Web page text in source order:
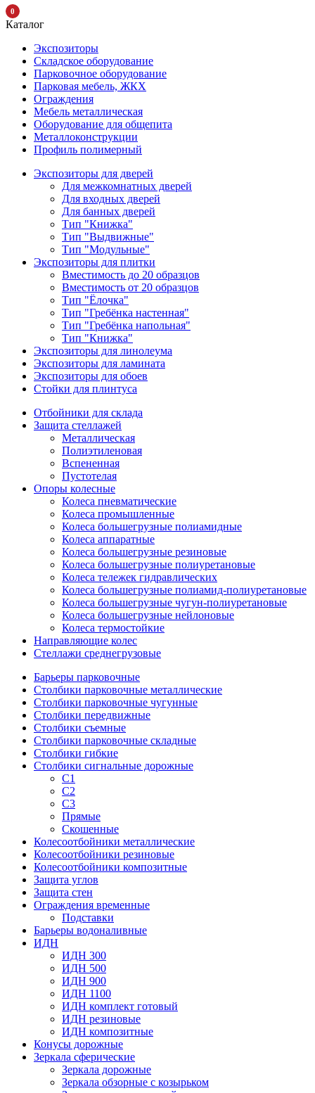
0
Каталог
Экспозиторы
Складское оборудование
Парковочное оборудование
Парковая мебель, ЖКХ
Ограждения
Мебель металлическая
Оборудование для общепита
Металлоконструкции
Профиль полимерный
Экспозиторы для дверей
Для межкомнатных дверей
Для входных дверей
Для банных дверей
Тип "Книжка"
Тип "Выдвижные"
Тип "Модульные"
Экспозиторы для плитки
Вместимость до 20 образцов
Вместимость от 20 образцов
Тип "Ёлочка"
Тип "Гребёнка настенная"
Тип "Гребёнка напольная"
Тип "Книжка"
Экспозиторы для линолеума
Экспозиторы для ламината
Экспозиторы для обоев
Стойки для плинтуса
Отбойники для склада
Защита стеллажей
Металлическая
Полиэтиленовая
Вспененная
Пустотелая
Опоры колесные
Колеса пневматические
Колеса промышленные
Колеса большегрузные полиамидные
Колеса аппаратные
Колеса большегрузные резиновые
Колеса большегрузные полиуретановые
Колеса тележек гидравлических
Колеса большегрузные полиамид-полиуретановые
Колеса большегрузные чугун-полиуретановые
Колеса большегрузные нейлоновые
Колеса термостойкие
Направляющие колес
Стеллажи среднегрузовые
Барьеры парковочные
Столбики парковочные металлические
Столбики парковочные чугунные
Столбики передвижные
Столбики съемные
Столбики парковочные складные
Столбики гибкие
Столбики сигнальные дорожные
С1
С2
С3
Прямые
Скошенные
Колесоотбойники металлические
Колесоотбойники резиновые
Колесоотбойники композитные
Защита углов
Защита стен
Ограждения временные
Подставки
Барьеры водоналивные
ИДН
ИДН 300
ИДН 500
ИДН 900
ИДН 1100
ИДН комплект готовый
ИДН резиновые
ИДН композитные
Конусы дорожные
Зеркала сферические
Зеркала дорожные
Зеркала обзорные с козырьком